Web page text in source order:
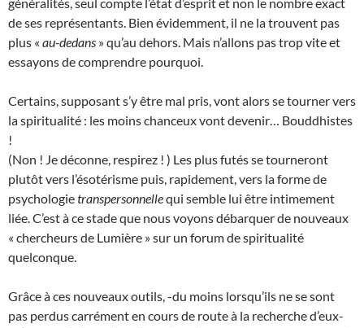
de ses représentants. Bien évidemment, il ne la trouvent pas
plus « au-dedans » qu’au dehors. Mais n’allons pas trop vite et
essayons de comprendre pourquoi.
Certains, supposant s’y être mal pris, vont alors se tourner vers
la spiritualité : les moins chanceux vont devenir… Bouddhistes
!
(Non ! Je déconne, respirez ! ) Les plus futés se tourneront
plutôt vers l’ésotérisme puis, rapidement, vers la forme de
psychologietranspersonnellequi semble lui être intimement
liée. C’est à ce stade que nous voyons débarquer de nouveaux
« chercheurs de Lumière » sur un forum de spiritualité
quelconque.
Grâce à ces nouveaux outils, -du moins lorsqu’ils ne se sont
pas perdus carrément en cours de route à la recherche d’eux-